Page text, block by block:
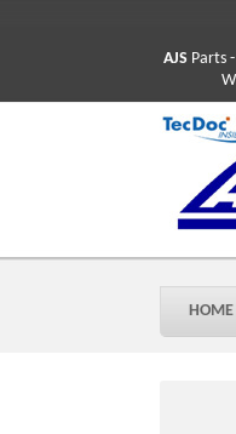
AJS Parts
W
HOME